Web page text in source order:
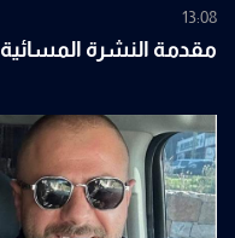
13:08
مقدمة النشرة المسائية 05-08-2026